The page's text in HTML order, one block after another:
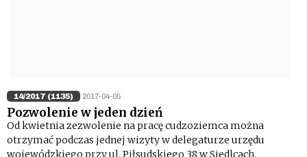
14/2017 (1135) 2017-04-05
Pozwolenie w jeden dzień
Od kwietnia zezwolenie na pracę cudzoziemca można
otrzymać podczas jednej wizyty w delegaturze urzędu
wojewódzkiego przy ul. Piłsudskiego 38 w Siedlcach.